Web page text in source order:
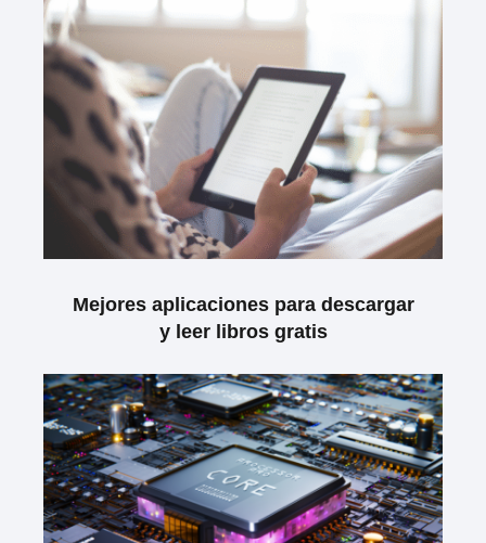
Mejores aplicaciones para descargar
y leer libros gratis